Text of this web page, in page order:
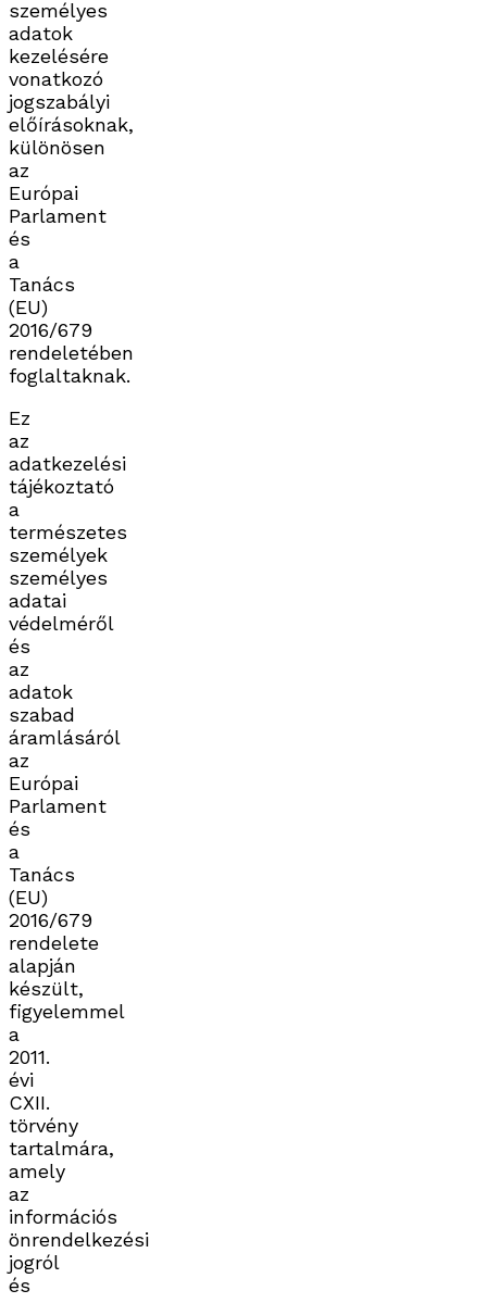
személyes
adatok
kezelésére
vonatkozó
jogszabályi
előírásoknak,
különösen
az
Európai
Parlament
és
a
Tanács
(EU)
2016/679
rendeletében
foglaltaknak.
Ez
az
adatkezelési
tájékoztató
a
természetes
személyek
személyes
adatai
védelméről
és
az
adatok
szabad
áramlásáról
az
Európai
Parlament
és
a
Tanács
(EU)
2016/679
rendelete
alapján
készült,
figyelemmel
a
2011.
évi
CXII.
törvény
tartalmára,
amely
az
információs
önrendelkezési
jogról
és